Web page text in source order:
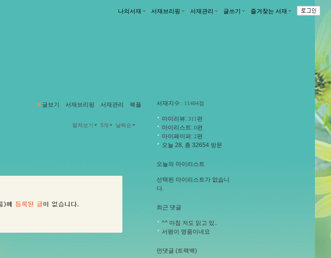
나의서재 ｌ 서재브리핑 ｌ 서재관리 ｌ 글쓰기 ｌ 즐겨찾는 서재 ｌ
글보기 ｌ 서재브리핑 ｌ 서재관리 ｌ 북플
펼쳐보기 5개 날짜순
서재지수 : 11464점
마이리뷰: 311편
마이리스트: 0편
마이페이퍼: 2편
오늘 28, 총 32654 방문
오늘의 마이리스트
선택된 마이리스트가 없습니
다.
최근 댓글
^^ 마침 저도 읽고 있..
서평이 명품이네요
먼댓글 (트랙백)